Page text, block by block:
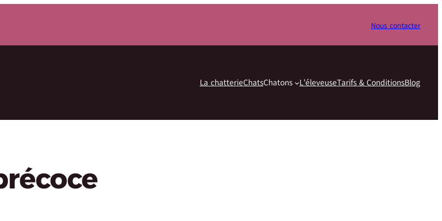
Nous contacter
La chatterieChatsChatons L’éleveuseTarifs & ConditionsBlog